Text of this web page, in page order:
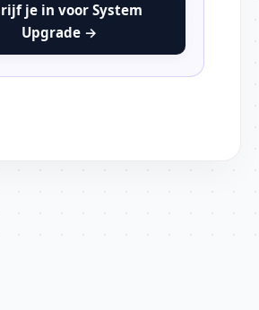
je in voor System
Upgrade →